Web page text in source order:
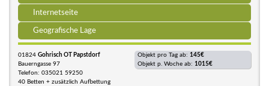
Internetseite
Geografische Lage
01824 Gohrisch OT Papstdorf
Bauerngasse 97
Telefon: 035021 59250
40 Betten + zusätzlich Aufbettung
Objekt pro Tag ab: 145€
Objekt p. Woche ab: 1015€